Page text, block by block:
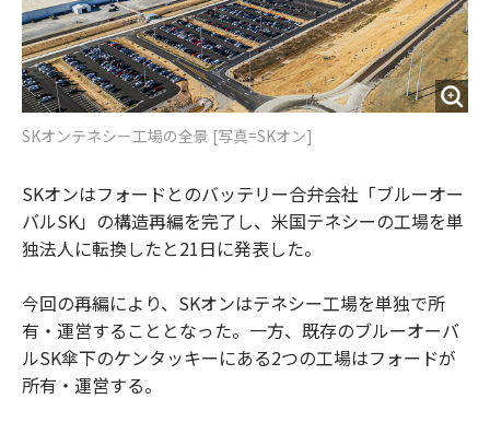
SKオンテネシー工場の全景 [写真=SKオン]
SKオンはフォードとのバッテリー合弁会社「ブルーオー
バルSK」の構造再編を完了し、米国テネシーの工場を単
独法人に転換したと21日に発表した。
今回の再編により、SKオンはテネシー工場を単独で所
有・運営することとなった。一方、既存のブルーオーバ
ルSK傘下のケンタッキーにある2つの工場はフォードが
所有・運営する。